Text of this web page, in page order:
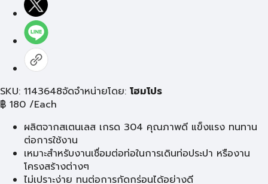
SKU: 1143648จัดจำหน่ายโดย: โฮมโปร
฿ 180 /Each
ผลิตจากสเตนเลส เกรด 304 คุณภาพดี แข็งแรง ทนทาน
ต่อการใช้งาน
เหมาะสำหรับงานเชื่อมต่อท่อในการเดินท่อประปา หรืองาน
โครงสร้างต่างๆ
ไม่เปราะง่าย ทนต่อการกัดกร่อนได้อย่างดี